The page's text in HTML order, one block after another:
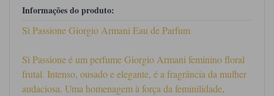
Informações do produto:
Sì Passione Giorgio Armani Eau de Parfum
Sì Passione é um perfume Giorgio Armani feminino floral
frutal. Intenso, ousado e elegante, é a fragrância da mulher
audaciosa. Uma homenagem à força da feminilidade,